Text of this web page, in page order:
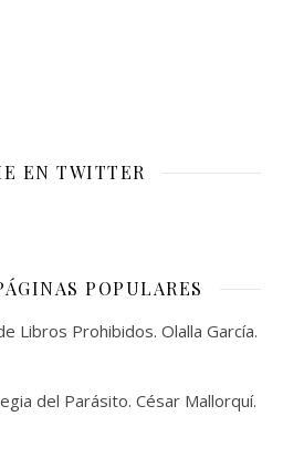
EN TWITTER
POPULARES
Libros Prohibidos. Olalla García.
del Parásito. César Mallorquí.